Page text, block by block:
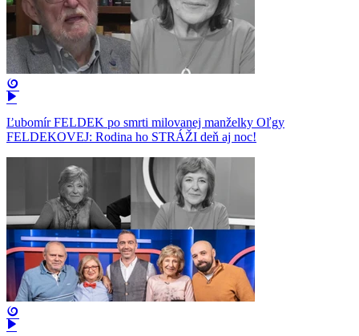
Ľubomír FELDEK po smrti milovanej manželky Oľgy
FELDEKOVEJ: Rodina ho STRÁŽI deň aj noc!